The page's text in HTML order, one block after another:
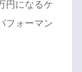
円になるケ
フォーマン